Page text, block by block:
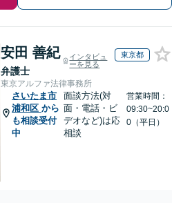
安田 善紀
弁護士
インタビュ
ーを見る
東京都
東京アルファ法律事務所
さいたま市
浦和区 から
も相談受付
中
面談方法(対
面・電話・ビ
デオなど)は応
相談
営業時間：
09:30~20:0
0（平日）